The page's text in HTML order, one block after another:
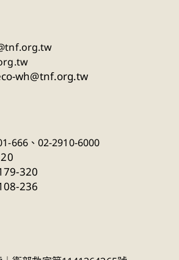
wh@tnf.org.tw
666、 02-2910-6000
320
236